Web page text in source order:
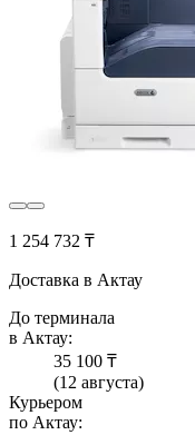
1 254 732 ₸
Доставка в Актау
До терминала
в Актау:
35 100 ₸
(12 августа)
Курьером
по Актау: